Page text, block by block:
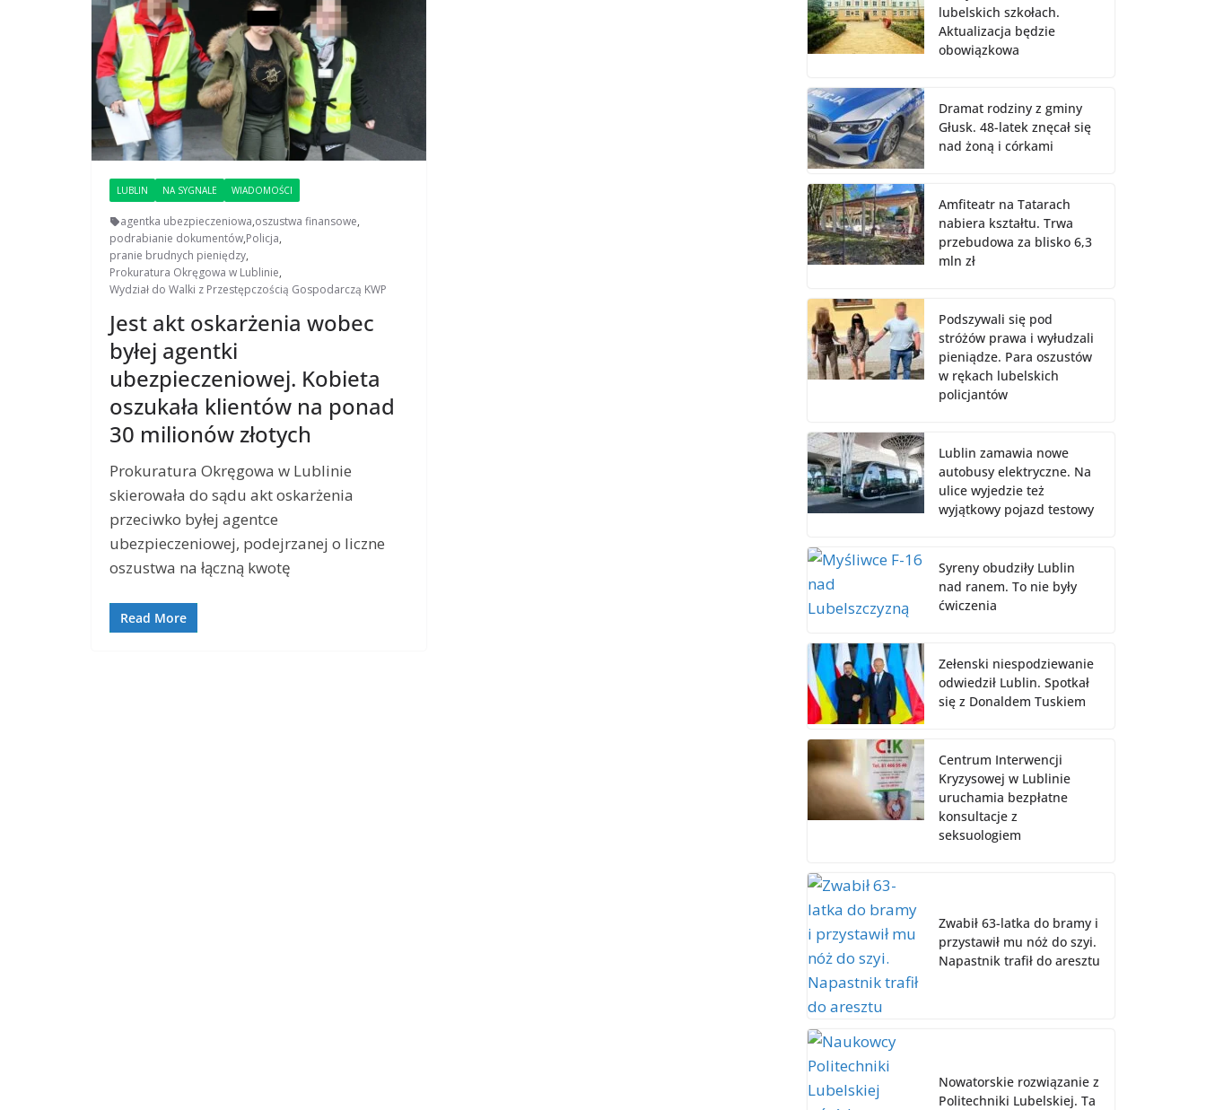
LUBLIN NA SYGNALE WIADOMOŚCI
agentka ubezpieczeniowa,oszustwa finansowe,
podrabianie dokumentów,Policja,
pranie brudnych pieniędzy,
Prokuratura Okręgowa w Lublinie,
Wydział do Walki z Przestępczością Gospodarczą KWP
Jest akt oskarżenia wobec
byłej agentki
ubezpieczeniowej. Kobieta
oszukała klientów na ponad
30 milionów złotych
Prokuratura Okręgowa w Lublinie
skierowała do sądu akt oskarżenia
przeciwko byłej agentce
ubezpieczeniowej, podejrzanej o liczne
oszustwa na łączną kwotę
Read More
lubelskich szkołach.
Aktualizacja będzie
obowiązkowa
Dramat rodziny z gminy
Głusk. 48-latek znęcał się
nad żoną i córkami
Amfiteatr na Tatarach
nabiera kształtu. Trwa
przebudowa za blisko 6,3
mln zł
Podszywali się pod
stróżów prawa i wyłudzali
pieniądze. Para oszustów
w rękach lubelskich
policjantów
Lublin zamawia nowe
autobusy elektryczne. Na
ulice wyjedzie też
wyjątkowy pojazd testowy
Syreny obudziły Lublin
nad ranem. To nie były
ćwiczenia
Zełenski niespodziewanie
odwiedził Lublin. Spotkał
się z Donaldem Tuskiem
Centrum Interwencji
Kryzysowej w Lublinie
uruchamia bezpłatne
konsultacje z
seksuologiem
Zwabił 63-latka do bramy i
przystawił mu nóż do szyi.
Napastnik trafił do aresztu
Nowatorskie rozwiązanie z
Politechniki Lubelskiej. Ta